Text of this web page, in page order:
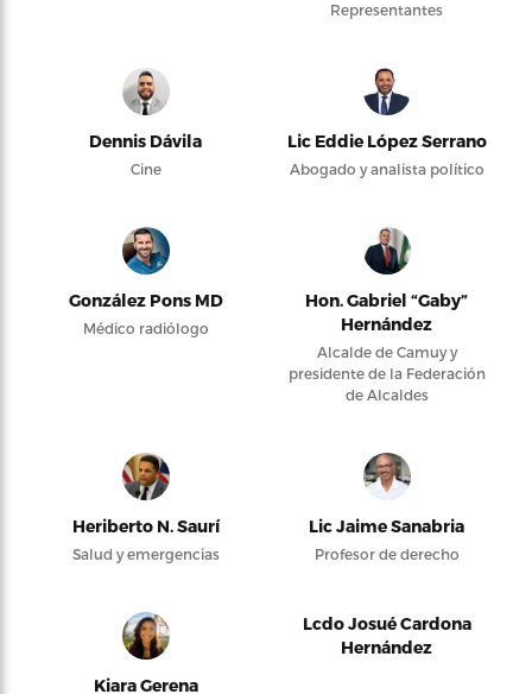
Representantes
Dennis Dávila
Cine
Lic Eddie López Serrano
Abogado y analista político
González Pons MD
Médico radiólogo
Hon. Gabriel “Gaby”
Hernández
Alcalde de Camuy y
presidente de la Federación
de Alcaldes
Heriberto N. Saurí
Salud y emergencias
Lic Jaime Sanabria
Profesor de derecho
Kiara Gerena
Lcdo Josué Cardona
Hernández